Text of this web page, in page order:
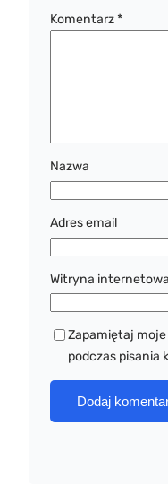
Komentarz*
Nazwa
Adres email
Witryna internetowa
Zapamiętaj
podczas pisania